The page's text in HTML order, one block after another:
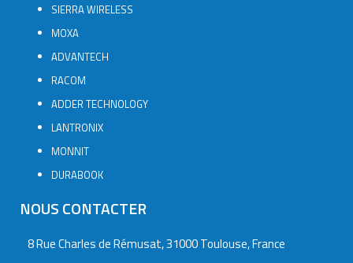
SIERRA WIRELESS
MOXA
ADVANTECH
RACOM
ADDER TECHNOLOGY
LANTRONIX
MONNIT
DURABOOK
NOUS CONTACTER
8 Rue Charles de Rémusat, 31000 Toulouse, France